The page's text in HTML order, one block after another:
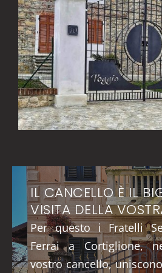
IL CANCELLO È IL
VISITA DELLA
Per questo i Fratelli
Ferrai a Cortiglione,
vostro cancello,